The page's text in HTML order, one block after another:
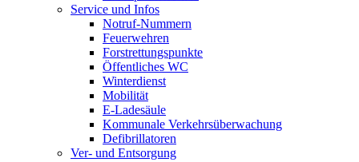
Service und Infos
Notruf-Nummern
Feuerwehren
Forstrettungspunkte
Öffentliches WC
Winterdienst
Mobilität
E-Ladesäule
Kommunale Verkehrsüberwachung
Defibrillatoren
Ver- und Entsorgung